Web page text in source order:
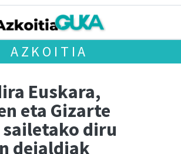
AZKOITIA
Euskara,
eta Gizarte
sailetako diru
deialdiak